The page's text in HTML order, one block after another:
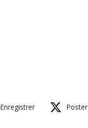
Enregistrer Poster